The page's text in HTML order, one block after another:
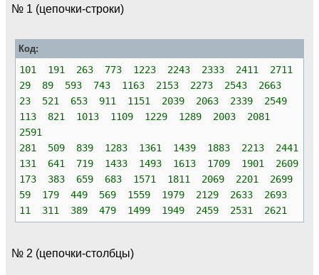
№ 1 (цепочки-строки)
Код:
101 191 263 773 1223 2243 2333 2411 2711
29 89 593 743 1163 2153 2273 2543 2663
23 521 653 911 1151 2039 2063 2339 2549
113 821 1013 1109 1229 1289 2003 2081
2591
281 509 839 1283 1361 1439 1883 2213 2441
131 641 719 1433 1493 1613 1709 1901 2609
173 383 659 683 1571 1811 2069 2201 2699
59 179 449 569 1559 1979 2129 2633 2693
11 311 389 479 1499 1949 2459 2531 2621
№ 2 (цепочки-столбцы)